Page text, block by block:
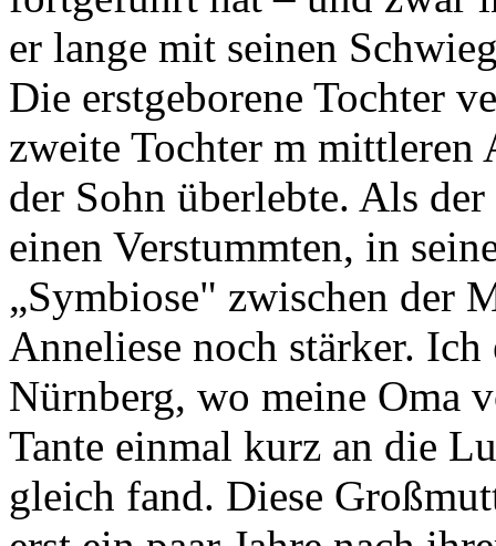
er lange mit seinen
Die erstgeborene Tochter
zweite Tochter m
der Sohn überlebte. Als
einen Verstummten, in
„Symbiose" zwischen der
Anneliese noch stärker.
Nürnberg, wo meine Oma
Tante einmal kurz an die
gleich fand. Diese